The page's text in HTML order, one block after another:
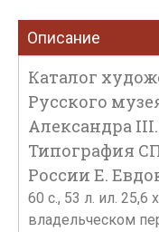
Описание
Каталог
Русского
Александра
Типография
России Е.
60 с., 53 л. ил.
владельческом